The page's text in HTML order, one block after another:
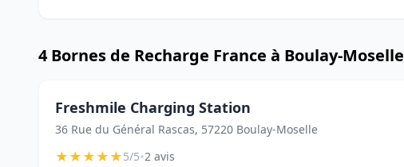
4 Bornes de Recharge France à Boulay-Moselle
Freshmile Charging Station
36 Rue du Général Rascas, 57220 Boulay-Moselle
★★★★★5/5•2 avis